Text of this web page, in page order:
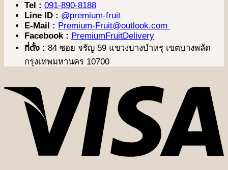
Tel : 091-890-8188
Line ID : @premium-fruit
E-Mail : Premium-Fruit@outlook.com
Facebook : PremiumFruitDelivery
ที่ตั้ง : 84 ซอย จรัญ 59 แขวงบางบำหรุ เขตบางพลัด
กรุงเทพมหานคร 10700